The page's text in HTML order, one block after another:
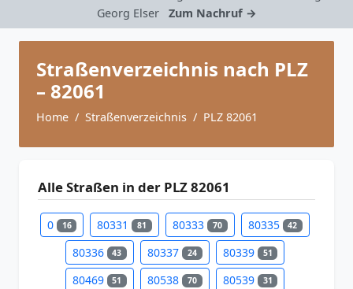
Georg Elser
Zum Nachruf →
Straßenverzeichnis nach PLZ
– 82061
Home Straßenverzeichnis PLZ 82061
Alle Straßen in der PLZ 82061
0 16 80331 81 80333 70 80335 42
80336 43 80337 24 80339 51
80469 51 80538 70 80539 31